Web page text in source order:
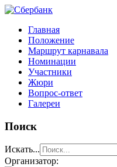
Главная
Положение
Маршрут карнавала
Номинации
Участники
Жюри
Вопрос-ответ
Галереи
Поиск
Искать...
Организатор: